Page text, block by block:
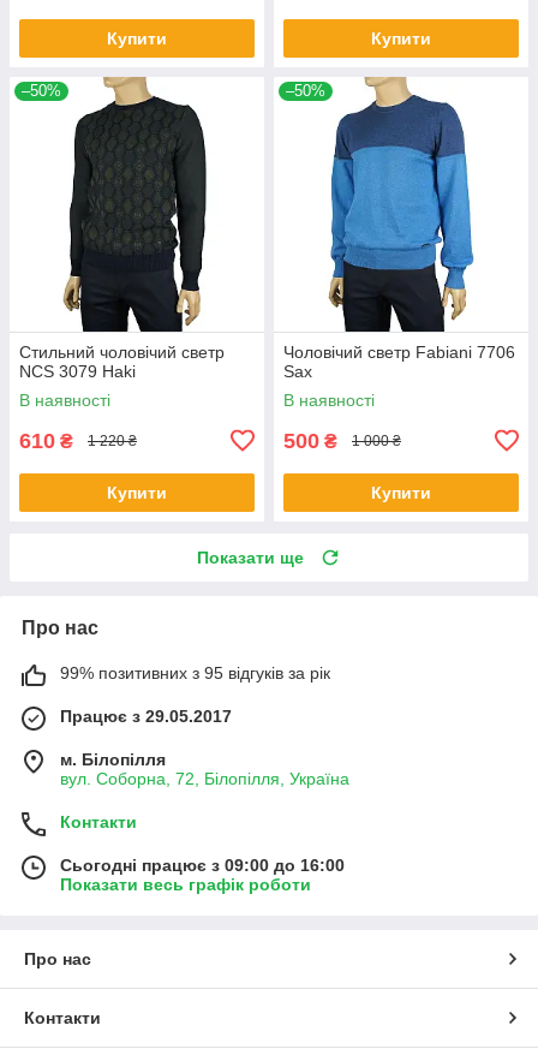
Купити Купити
–50%
Стильний чоловічий светр
NCS 3079 Haki
В наявності
610 ₴ 1 220 ₴
Купити
–50%
Чоловічий светр Fabiani 7706
Sax
В наявності
500 ₴ 1 000 ₴
Купити
Показати ще
Про нас
99% позитивних з 95 відгуків за рік
Працює з 29.05.2017
м. Білопілля
вул. Соборна, 72, Білопілля, Україна
Контакти
Сьогодні працює з 09:00 до 16:00
Показати весь графік роботи
Про нас
Контакти